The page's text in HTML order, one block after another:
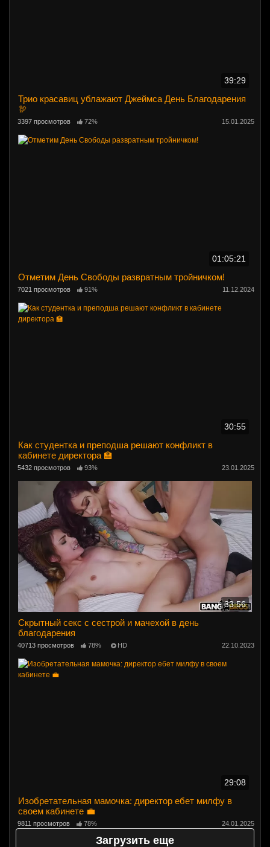
39:29
Трио красавиц ублажают Джеймса День Благодарения
🦃
3397 просмотров 72% 15.01.2025
01:05:21
Отметим День Свободы развратным тройничком!
7021 просмотров 91% 11.12.2024
30:55
Как студентка и преподша решают конфликт в
кабинете директора 🏫
5432 просмотров 93% 23.01.2025
33:56
Скрытный секс с сестрой и мачехой в день
благодарения
40713 просмотров 78% HD 22.10.2023
29:08
Изобретательная мамочка: директор ебет милфу в
своем кабинете 💼
9811 просмотров 78% 24.01.2025
Загрузить еще